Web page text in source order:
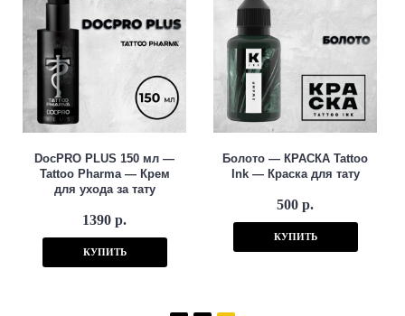
DocPRO PLUS 150 мл —
Tattoo Pharma — Крем
для ухода за тату
1390 р.
КУПИТЬ
Болото — КРАСКА Tattoo
Ink — Краска для тату
500 р.
КУПИТЬ